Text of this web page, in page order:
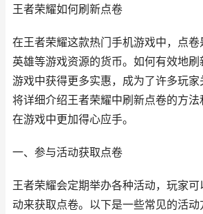
王者荣耀如何刷新点卷
在王者荣耀这款热门手机游戏中，点卷
英雄等游戏资源的货币。如何有效地
游戏中获得更多实惠，成为了许多玩
将详细介绍王者荣耀中刷新点卷的方
在游戏中更加得心应手。
一、参与活动获取点卷
王者荣耀会定期举办各种活动，玩家
动来获取点卷。以下是一些常见的活动